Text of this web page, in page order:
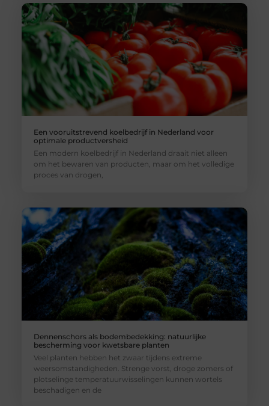
Een vooruitstrevend koelbedrijf in Nederland voor
optimale productversheid
Een modern koelbedrijf in Nederland draait niet alleen
om het bewaren van producten, maar om het volledige
proces van drogen,
Dennenschors als bodembedekking: natuurlijke
bescherming voor kwetsbare planten
Veel planten hebben het zwaar tijdens extreme
weersomstandigheden. Strenge vorst, droge zomers of
plotselinge temperatuurwisselingen kunnen wortels
beschadigen en de